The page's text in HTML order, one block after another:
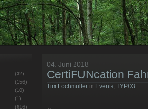
04. Juni 2018
CertiFUNcation
Tim Lochmüller in Events, TYPO3
(32)
(156)
(10)
(1)
(616)